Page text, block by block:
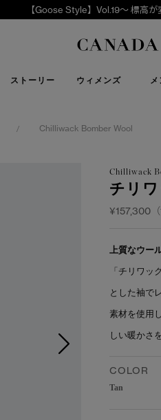
【Goose Style】Vol.19～ 標高
ストーリー ウィメンズ メ
下取
/ Chilliwack Bomber Wool
Chilliwack
チリ
¥157,300（
上質なウー
「チリワッ
とした袖で
素材を使用
しい暖かさ
COLOR
Tan